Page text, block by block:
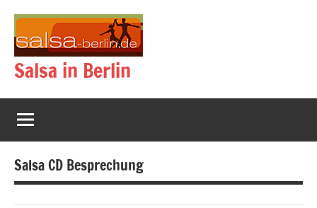
springen
Salsa in Berlin
Salsa CD Besprechung